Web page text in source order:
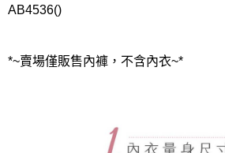
AB4536()
*~賣場僅販售內褲，不含內衣~*